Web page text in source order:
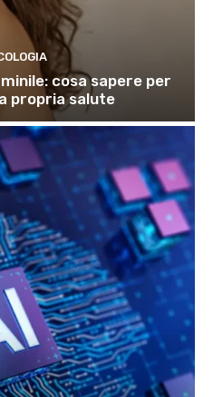
cosa sapere per
propria salute